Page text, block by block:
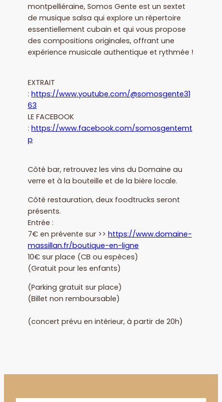
montpelliéraine, Somos Gente est un sextet
de musique salsa qui explore un répertoire
essentiellement cubain et qui vous propose
des compositions originales, offrant une
expérience musicale authentique et rythmée !
EXTRAIT
: https://www.youtube.com/@somosgente31
63
LE FACEBOOK
: https://www.facebook.com/somosgentemt
p
Côté bar, retrouvez les vins du Domaine au
verre et à la bouteille et de la bière locale.
Côté restauration, deux foodtrucks seront
présents.
Entrée :
7€ en prévente sur >> https://www.domaine-
massillan.fr/boutique-en-ligne
10€ sur place (CB ou espèces)
(Gratuit pour les enfants)
(Parking gratuit sur place)
(Billet non remboursable)
(concert prévu en intérieur, à partir de 20h)